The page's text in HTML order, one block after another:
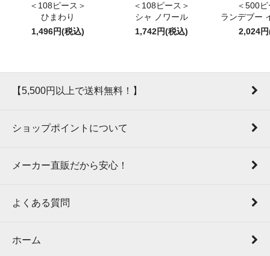
＜108ピース＞
ひまわり
1,496円(税込)
＜108ピース＞
シャ ノワール
1,742円(税込)
＜500
ランデブー
2,024
【5,500円以上で送料無料！】
ショップポイントについて
メーカー直販だから安心！
よくある質問
ホーム